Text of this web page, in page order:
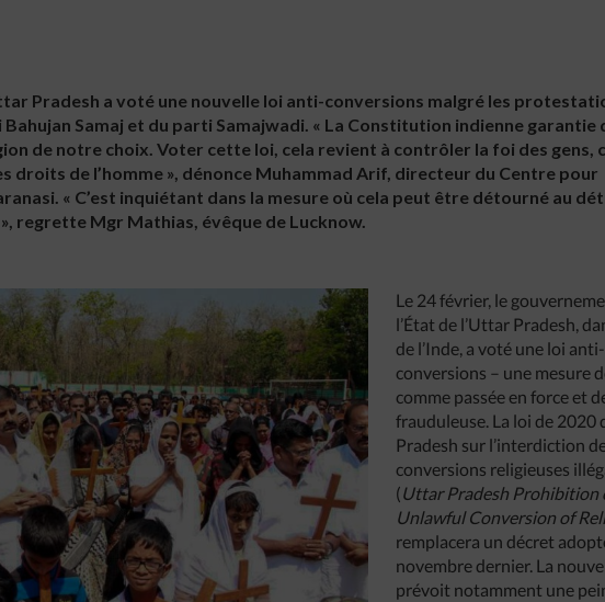
Pradesh a voté une nouvelle loi anti-conversions malgré les
Samaj et du parti Samajwadi. « La Constitution indienne garantie
de notre choix. Voter cette loi, cela revient à contrôler la foi des gens,
droits de l’homme », dénonce Muhammad Arif, directeur du Centre pour
« C’est inquiétant dans la mesure où cela peut être détourné au
regrette Mgr Mathias, évêque de Lucknow.
Le 24 février, le
l’État de l’Uttar Pradesh,
de l’Inde, a voté une loi anti-
conversions – une mesure
comme passée en force et
frauduleuse. La loi de 2020
Pradesh sur l’interdiction
conversions religieuses
(Uttar Pradesh Prohibition
Unlawful Conversion of
remplacera un décret
novembre dernier. La
prévoit notamment une